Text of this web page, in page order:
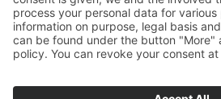
Tel.:+49 (0)9674 / 92 48 78
veronika.hofinger@cebb.de